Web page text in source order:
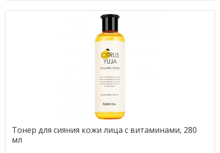
Тонер для сияния кожи лица с витаминами, 280
мл